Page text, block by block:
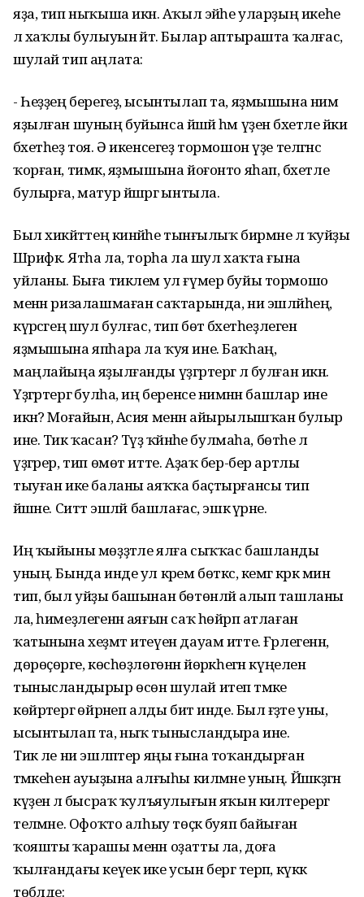
яҙа, тип ныҡыша икән. Аҡыл эйәһе уларҙың икеһе
лә хаҡлы булыуын әйтә. Былар аптырашта ҡалғас,
шулай тип аңлата:
- Һеҙҙең берегеҙ, ысынтылап та, яҙмышына нимә
яҙылған шуның буйынса йәшәй һәм үҙен бәхетле йәки
бәхетһеҙ тоя. Ә икенсегеҙ тормошон үҙе теләгәнсә
ҡорған, тимәк, яҙмышына йоғонто яһап, бәхетле
булырға, матур йәшәргә ынтыла.
Был хикәйәттең кинәйәһе тынғылыҡ бирмәне лә ҡуйҙы
Шәрифкә. Ятһа ла, торһа ла шул хаҡта ғына
уйланы. Быға тиклем ул ғүмер буйы тормошо
менән ризалашмаған саҡтарында, ни эшләйһең,
күрәсәгең шул булғас, тип бөтә бәхетһеҙлеген
яҙмышына япһара ла ҡуя ине. Баҡһаң,
маңлайыңа яҙылғанды үҙгәртергә лә булған икән.
Үҙгәртергә булһа, иң беренсе нимәнән башлар ине
икән? Моғайын, Асия менән айырылышҡан булыр
ине. Тик ҡасан? Тәүҙә ҡәйнәһе булмаһа, бөтәһе лә
үҙгәрер, тип өмөт итте. Аҙаҡ бер-бер артлы
тыуған ике баланы аяҡҡа баҫтырғансы тип
йәшәне. Ситтә эшләй башлағас, эшкә әүрәне.
Иң ҡыйыны мөҙҙәтле ялға сыҡҡас башланды
уның. Бында инде ул кәрем бөткәс, кемгә кәрәк мин
тип, был уйҙы башынан бөтөнләй алып ташланы
ла, һимеҙлегенән аяғын саҡ һөйрәп атлаған
ҡатынына хеҙмәт итеүен дауам итте. Ғәрлегенән,
дөрөҫөрәге, көсһөҙлөгөнән йөрәкһегән күңелен
тынысландырыр өсөн шулай итеп тәмәке
көйрәтергә өйрәнеп алды бит инде. Был ғәҙәте уны,
ысынтылап та, ныҡ тынысландыра ине.
Тик әле ни эшләптер яңы ғына тоҡандырған
тәмәкеһен ауыҙына алғыһы килмәне уның. Йәшкәҙәгән
күҙенә лә бысраҡ ҡулъяулығын яҡын килтерергә
теләмәне. Офоҡто алһыу төҫкә буяп байыған
ҡояшты ҡарашы менән оҙатты ла, доға
ҡылғандағы кеүек ике усын бергә терәп, күккә
төбәлде: